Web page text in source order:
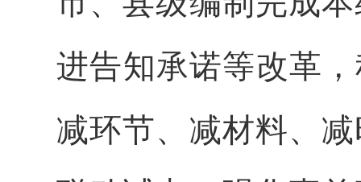
进告知承诺等改革
减环节、减材料、